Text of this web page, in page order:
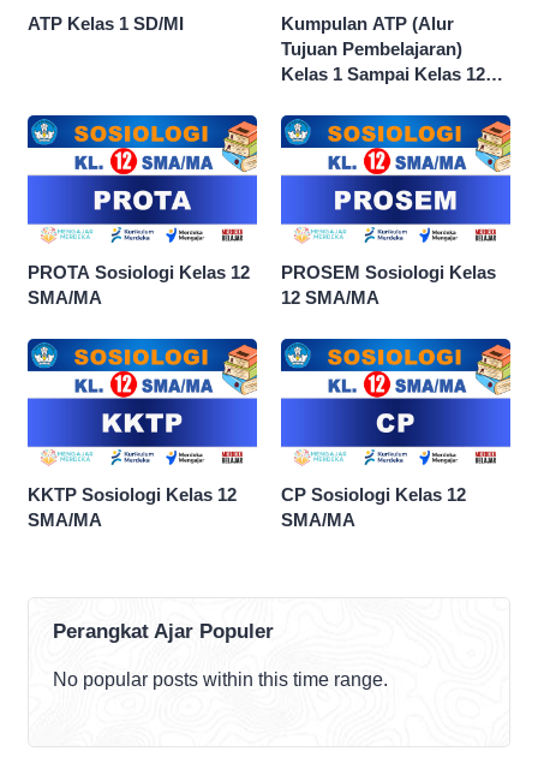
ATP Kelas 1 SD/MI
Kumpulan ATP (Alur
Tujuan Pembelajaran)
Kelas 1 Sampai Kelas 12
PROTA Sosiologi Kelas 12
SMA/MA
PROSEM Sosiologi Kelas
12 SMA/MA
KKTP Sosiologi Kelas 12
SMA/MA
CP Sosiologi Kelas 12
SMA/MA
Perangkat Ajar Populer
No popular posts within this time range.